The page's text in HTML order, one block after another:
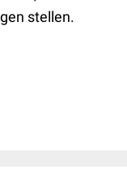
stellen.